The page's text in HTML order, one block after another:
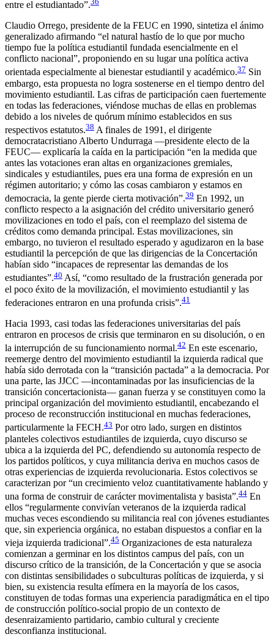
entre el estudiantado”.
Claudio Orrego, presidente de la FEUC en 1990, sintetiza el ánimo
generalizado afirmando “el natural hastío de lo que por mucho
tiempo fue la política estudiantil fundada esencialmente en el
conflicto nacional”, proponiendo en su lugar una política activa
orientada especialmente al bienestar estudiantil y académico.37 Sin
embargo, esta propuesta no logra sostenerse en el tiempo dentro del
movimiento estudiantil. Las cifras de participación caen fuertemente
en todas las federaciones, viéndose muchas de ellas en problemas
debido a los niveles de quórum mínimo establecidos en sus
respectivos estatutos.38 A finales de 1991, el dirigente
democratacristiano Alberto Undurraga —presidente electo de la
FEUC— explicaría la caída en la participación “en la medida que
antes las votaciones eran altas en organizaciones gremiales,
sindicales y estudiantiles, pues era una forma de expresión en un
régimen autoritario; y cómo las cosas cambiaron y estamos en
democracia, la gente pierde cierta motivación”.39 En 1992, un
conflicto respecto a la asignación del crédito universitario generó
movilizaciones en todo el país, con el reemplazo del sistema de
créditos como demanda principal. Estas movilizaciones, sin
embargo, no tuvieron el resultado esperado y agudizaron en la base
estudiantil la percepción de que las dirigencias de la Concertación
habían sido “incapaces de representar las demandas de los
estudiantes”.40 Así, “como resultado de la frustración generada por
el poco éxito de la movilización, el movimiento estudiantil y las
federaciones entraron en una profunda crisis”.41
Hacia 1993, casi todas las federaciones universitarias del país
entraron en procesos de crisis que terminaron en su disolución, o en
la interrupción de su funcionamiento normal.42 En este escenario,
reemerge dentro del movimiento estudiantil la izquierda radical que
había sido derrotada con la “transición pactada” a la democracia. Por
una parte, las JJCC —incontaminadas por las insuficiencias de la
transición concertacionista— ganan fuerza y se constituyen como la
principal organización del movimiento estudiantil, encabezando el
proceso de reconstrucción institucional en muchas federaciones,
particularmente la FECH.43 Por otro lado, surgen en distintos
planteles colectivos estudiantiles de izquierda, cuyo discurso se
ubica a la izquierda del PC, defendiendo su autonomía respecto de
los partidos políticos, y cuya militancia deriva en muchos casos de
otras experiencias de izquierda revolucionaria. Estos colectivos se
caracterizan por “un crecimiento veloz cuantitativamente hablando y
una forma de construir de carácter movimentalista y basista”.44 En
ellos “regularmente convivían veteranos de la izquierda radical
muchas veces escondiendo su militancia real con jóvenes estudiantes
que, sin experiencia orgánica, no estaban dispuestos a confiar en la
vieja izquierda tradicional”.45 Organizaciones de esta naturaleza
comienzan a germinar en los distintos campus del país, con un
discurso crítico de la transición, de la Concertación y que se asocia
con distintas sensibilidades o subculturas políticas de izquierda, y si
bien, su existencia resulta efímera en la mayoría de los casos,
constituyen de todas formas una experiencia paradigmática en el tipo
de construcción político-social propio de un contexto de
desenraizamiento partidario, cambio cultural y creciente
desconfianza institucional.